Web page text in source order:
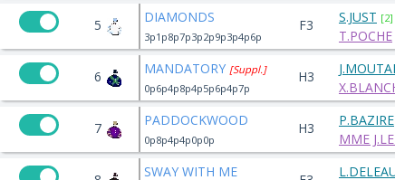
5 DIAMONDS
3p1p8p7p3p2p9p3p4p6p
F3 S.JUST [2]
T.POCHE
6 MANDATORY [Suppl.]
0p6p4p8p4p5p6p4p7p
H3
7 PADDOCKWOOD
0p8p4p4p0p0p
H3 P.BAZIRE
MME
SWAY WITH ME